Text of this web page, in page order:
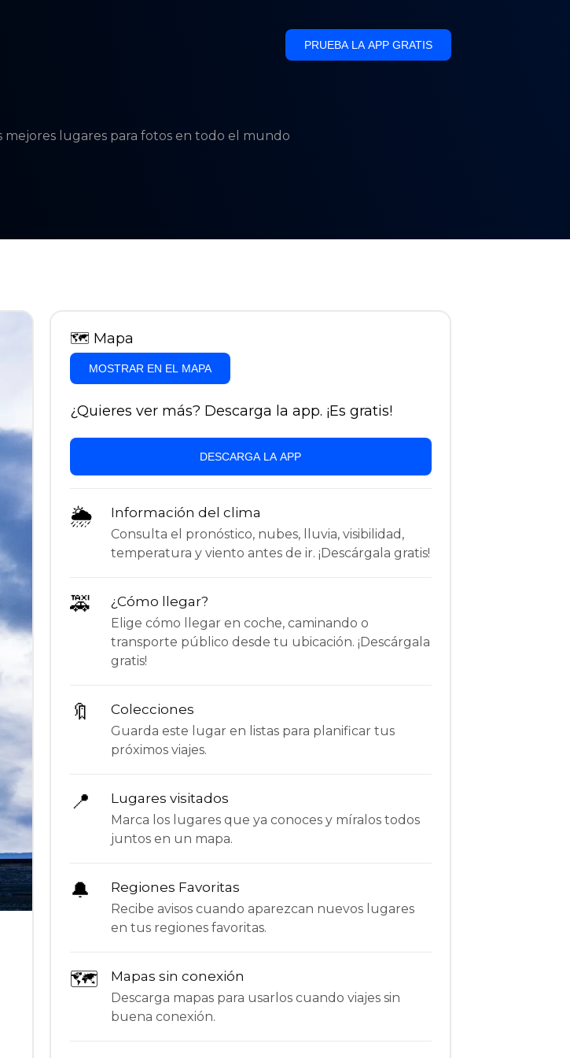
PRUEBA LA APP GRATIS
mejores lugares para fotos en todo el mundo
🗺 Mapa
MOSTRAR EN EL MAPA
¿Quieres ver más? Descarga la app. ¡Es gratis!
DESCARGA LA APP
🌦 Información del clima
Consulta el pronóstico, nubes, lluvia, visibilidad,
temperatura y viento antes de ir. ¡Descárgala gratis!
🚕 ¿Cómo llegar?
Elige cómo llegar en coche, caminando o
transporte público desde tu ubicación. ¡Descárgala
gratis!
🔖 Colecciones
Guarda este lugar en listas para planificar tus
próximos viajes.
📍 Lugares visitados
Marca los lugares que ya conoces y míralos todos
juntos en un mapa.
🔔 Regiones Favoritas
Recibe avisos cuando aparezcan nuevos lugares
en tus regiones favoritas.
🗺 Mapas sin conexión
Descarga mapas para usarlos cuando viajes sin
buena conexión.